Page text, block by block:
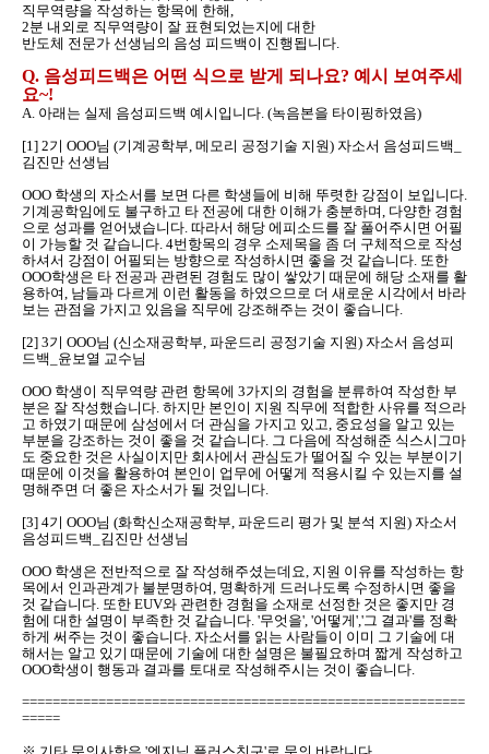
직무역량을 작성하는 항목에 한해,
2분 내외로 직무역량이 잘 표현되었는지에 대한
반도체 전문가 선생님의 음성 피드백이 진행됩니다.
Q. 음성피드백은 어떤 식으로 받게 되나요? 예시 보여주세
요~!
A. 아래는 실제 음성피드백 예시입니다. (녹음본을 타이핑하였음)
[1] 2기 OOO님 (기계공학부, 메모리 공정기술 지원) 자소서 음성피드백_
김진만 선생님
OOO 학생의 자소서를 보면 다른 학생들에 비해 뚜렷한 강점이 보입니다.
기계공학임에도 불구하고 타 전공에 대한 이해가 충분하며, 다양한 경험
으로 성과를 얻어냈습니다. 따라서 해당 에피소드를 잘 풀어주시면 어필
이 가능할 것 같습니다. 4번항목의 경우 소제목을 좀 더 구체적으로 작성
하셔서 강점이 어필되는 방향으로 작성하시면 좋을 것 같습니다. 또한
OOO학생은 타 전공과 관련된 경험도 많이 쌓았기 때문에 해당 소재를 활
용하여, 남들과 다르게 이런 활동을 하였으므로 더 새로운 시각에서 바라
보는 관점을 가지고 있음을 직무에 강조해주는 것이 좋습니다.
[2] 3기 OOO님 (신소재공학부, 파운드리 공정기술 지원) 자소서 음성피
드백_윤보열 교수님
OOO 학생이 직무역량 관련 항목에 3가지의 경험을 분류하여 작성한 부
분은 잘 작성했습니다. 하지만 본인이 지원 직무에 적합한 사유를 적으라
고 하였기 때문에 삼성에서 더 관심을 가지고 있고, 중요성을 알고 있는
부분을 강조하는 것이 좋을 것 같습니다. 그 다음에 작성해준 식스시그마
도 중요한 것은 사실이지만 회사에서 관심도가 떨어질 수 있는 부분이기
때문에 이것을 활용하여 본인이 업무에 어떻게 적용시킬 수 있는지를 설
명해주면 더 좋은 자소서가 될 것입니다.
[3] 4기 OOO님 (화학신소재공학부, 파운드리 평가 및 분석 지원) 자소서
음성피드백_김진만 선생님
OOO 학생은 전반적으로 잘 작성해주셨는데요, 지원 이유를 작성하는 항
목에서 인과관계가 불분명하여, 명확하게 드러나도록 수정하시면 좋을
것 같습니다. 또한 EUV와 관련한 경험을 소재로 선정한 것은 좋지만 경
험에 대한 설명이 부족한 것 같습니다. '무엇을', '어떻게','그 결과'를 정확
하게 써주는 것이 좋습니다. 자소서를 읽는 사람들이 이미 그 기술에 대
해서는 알고 있기 때문에 기술에 대한 설명은 불필요하며 짧게 작성하고
OOO학생이 행동과 결과를 토대로 작성해주시는 것이 좋습니다.
==========================================================
=====